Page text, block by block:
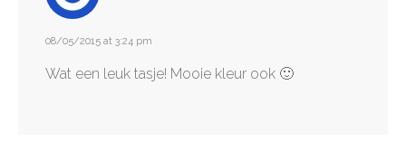
08/05/2015 at 3:24 pm
Wat een leuk tasje! Mooie kleur ook 🙂